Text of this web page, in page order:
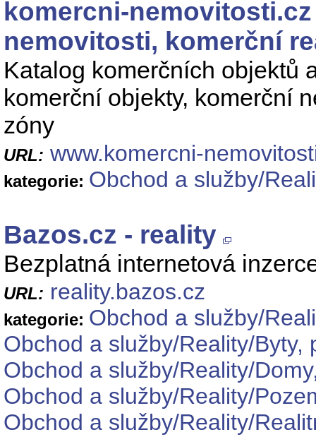
komercni-
nemovitosti, komerční
Katalog komerčních objektů
komerční objekty, komerční
zóny
URL: www.komercni-
kategorie: Obchod a služby/
Bazos.cz - reality
Bezplatná internetová
URL: reality.bazos.cz
kategorie: Obchod a služby/
Obchod a služby/Reality/Byty,
Obchod a služby/Reality/
Obchod a služby/Reality/
Obchod a služby/Reality/